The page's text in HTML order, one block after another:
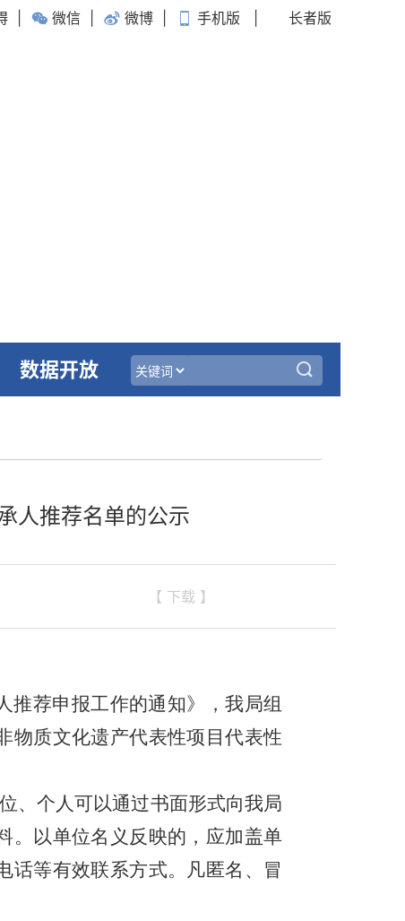
微信 微博 手机版 长者版
数据开放
人推荐名单的公示
【 下载 】
荐申报工作的通知》 ，我局组
物质文化遗产代表性项目代表性
、个人可以通过书面形式向我局
。以单位名义反映的，应加盖单
话等有效联系方式。凡匿名、冒